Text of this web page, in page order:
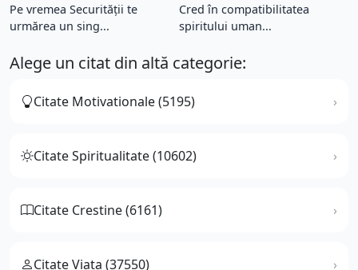
Pe vremea Securităţii te
urmărea un sing...
Cred în compatibilitatea
spiritului uman...
Alege un citat din altă categorie:
Citate Motivationale (5195)
Citate Spiritualitate (10602)
Citate Crestine (6161)
Citate Viata (37550)